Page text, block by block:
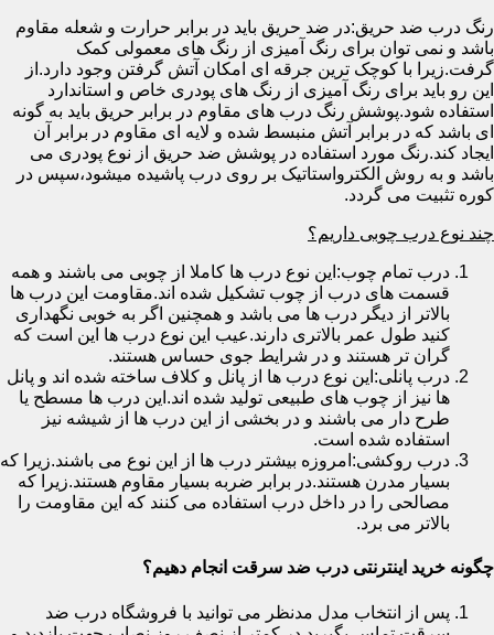
رنگ درب ضد حریق:در ضد حریق باید در برابر حرارت و شعله مقاوم
باشد و نمی توان برای رنگ آمیزی از رنگ های معمولی کمک
گرفت.زیرا با کوچک ترین جرقه ای امکان آتش گرفتن وجود دارد.از
این رو باید برای رنگ آمیزی از رنگ های پودری خاص و استاندارد
استفاده شود.پوشش رنگ درب های مقاوم در برابر حریق باید به گونه
ای باشد که در برابر آتش منبسط شده و لایه ای مقاوم در برابر آن
ایجاد کند.رنگ مورد استفاده در پوشش ضد حریق از نوع پودری می
باشد و به روش الکترواستاتیک بر روی درب پاشیده میشود،سپس در
کوره تثبیت می گردد.
چند نوع درب چوبی داریم؟
درب تمام چوب:این نوع درب ها کاملا از چوبی می باشند و همه
قسمت های درب از چوب تشکیل شده اند.مقاومت این درب ها
بالاتر از دیگر درب ها می باشد و همچنین اگر به خوبی نگهداری
کنید طول عمر بالاتری دارند.عیب این نوع درب ها این است که
گران تر هستند و در شرایط جوی حساس هستند.
درب پانلی:این نوع درب ها از پانل و کلاف ساخته شده اند و پانل
ها نیز از چوب های طبیعی تولید شده اند.این درب ها مسطح یا
طرح دار می باشند و در بخشی از این درب ها از شیشه نیز
استفاده شده است.
درب روکشی:امروزه بیشتر درب ها از این نوع می باشند.زیرا که
بسیار مدرن هستند.در برابر ضربه بسیار مقاوم هستند.زیرا که
مصالحی را در داخل درب استفاده می کنند که این مقاومت را
بالاتر می برد.
چگونه خرید اینترنتی درب ضد سرقت انجام دهیم؟
پس از انتخاب مدل مدنظر می توانید با فروشگاه درب ضد